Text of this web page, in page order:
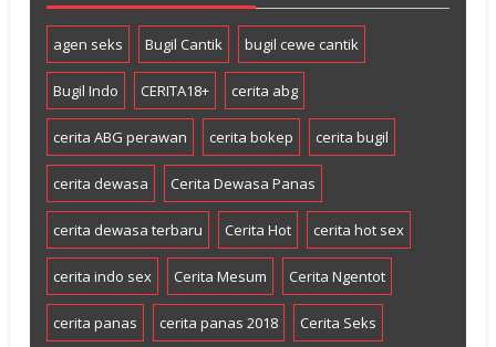
agen seks Bugil Cantik bugil cewe cantik
Bugil Indo CERITA18+ cerita abg
cerita ABG perawan cerita bokep cerita bugil
cerita dewasa Cerita Dewasa Panas
cerita dewasa terbaru Cerita Hot cerita hot sex
cerita indo sex Cerita Mesum Cerita Ngentot
cerita panas cerita panas 2018 Cerita Seks